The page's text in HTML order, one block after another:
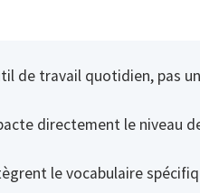
de travail quotidien, pas
directement le niveau
le vocabulaire